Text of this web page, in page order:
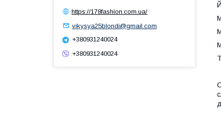
https://178fashion.com.ua/
vikysya25blondi@gmail.com
+380931240024
+380931240024